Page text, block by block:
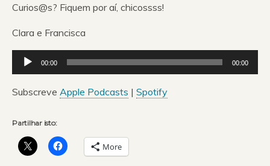
Curios@s? Fiquem por aí, chicossss!
Clara e Francisca
Reprodutor
de
áudio
00:00 00:00
Subscreve Apple Podcasts | Spotify
Partilhar isto:
More